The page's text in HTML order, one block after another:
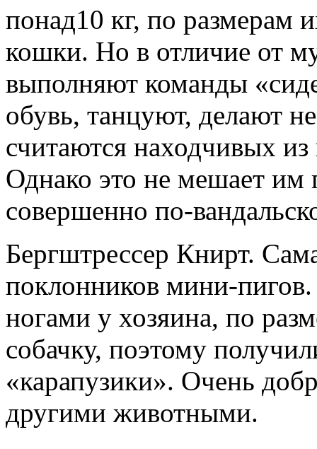
понад10 кг, по размерам
кошки. Но в отличие от
выполняют команды
обувь, танцуют, делают
считаются находчивых
Однако это не мешает им
совершенно по-
Бергштрессер Книрт.
поклонников мини-
ногами у хозяина, по
собачку, поэтому
«карапузики». Очень
другими животными.